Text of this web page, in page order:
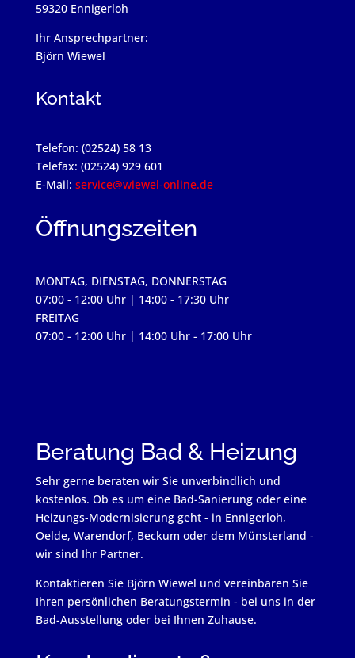
59320 Ennigerloh
Ihr Ansprechpartner:
Björn Wiewel
Kontakt
Telefon: (02524) 58 13
Telefax: (02524) 929 601
E-Mail: service@wiewel-online.de
Öffnungszeiten
MONTAG, DIENSTAG, DONNERSTAG
07:00 - 12:00 Uhr | 14:00 - 17:30 Uhr
FREITAG
07:00 - 12:00 Uhr | 14:00 Uhr - 17:00 Uhr
Beratung Bad & Heizung
Sehr gerne beraten wir Sie unverbindlich und
kostenlos. Ob es um eine Bad-Sanierung oder eine
Heizungs-Modernisierung geht - in Ennigerloh,
Oelde, Warendorf, Beckum oder dem Münsterland -
wir sind Ihr Partner.
Kontaktieren Sie Björn Wiewel und vereinbaren Sie
Ihren persönlichen Beratungstermin - bei uns in der
Bad-Ausstellung oder bei Ihnen Zuhause.